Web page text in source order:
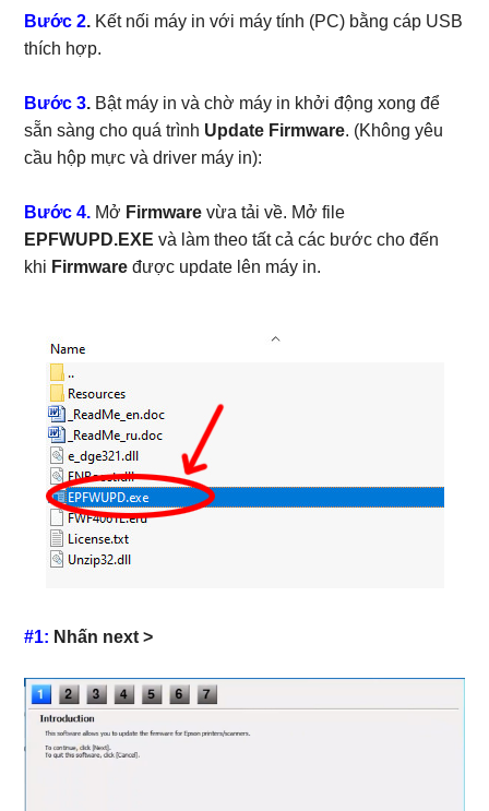
Bước 2. Kết nối máy in với máy tính (PC) bằng cáp USB
thích hợp.
Bước 3. Bật máy in và chờ máy in khởi động xong để
sẵn sàng cho quá trình Update Firmware. (Không yêu
cầu hộp mực và driver máy in):
Bước 4. Mở Firmwarevừa tải về. Mở file
EPFWUPD.EXE và làm theo tất cả các bước cho đến
khi Firmware được update lên máy in.
#1: Nhấn next >